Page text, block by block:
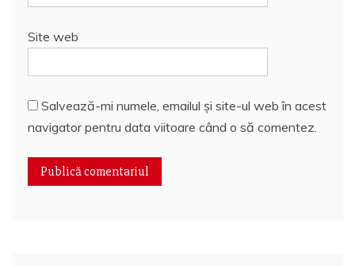
Site web
Salvează-mi numele, emailul și site-ul web în acest
navigator pentru data viitoare când o să comentez.